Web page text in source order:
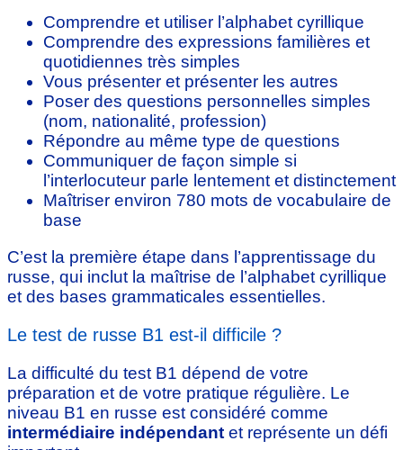
Comprendre et utiliser l’alphabet cyrillique
Comprendre des expressions familières et
quotidiennes très simples
Vous présenter et présenter les autres
Poser des questions personnelles simples
(nom, nationalité, profession)
Répondre au même type de questions
Communiquer de façon simple si
l’interlocuteur parle lentement et distinctement
Maîtriser environ 780 mots de vocabulaire de
base
C’est la première étape dans l’apprentissage du
russe, qui inclut la maîtrise de l’alphabet cyrillique
et des bases grammaticales essentielles.
Le test de russe B1 est-il difficile ?
La difficulté du test B1 dépend de votre
préparation et de votre pratique régulière. Le
niveau B1 en russe est considéré comme
intermédiaire indépendant et représente un défi